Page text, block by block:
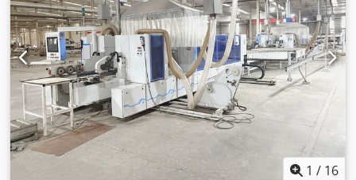
antiadherente) Trituradores KD 10 (2 x Kw 6,6) PARTE
CANTEADO (para cada lado): Grupo encolador ( Cola termo-
fusible + Prefusor) A3 Cjdpfozrd Nqjx Amusha Zona de
presión del canto A Porta rollos (almacen por bobinas N° 2)
- con alimentación de borde servoasistida Grupo
Regruesador BF10 (2 x Kw 0,55) Grupo Refilador PF20 (2 x
Kw 0,4) ESPACIO LIBRE Tupi (Refilador Universal) para
rinurar UF 11 (1 x Kw ?) Grupo Rasca-canto y perfiles
(repulidor) PN 10 Grupo finish (Rasca canto + Cepillos) FA
11 Pulverizador de liquido de pulido
1 / 16